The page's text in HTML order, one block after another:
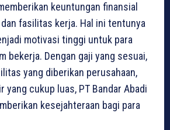
keuntungan finansial
fasilitas kerja. Hal ini tentunya
motivasi tinggi untuk para
bekerja. Dengan gaji yang sesuai,
yang diberikan perusahaan,
yang cukup luas, PT Bandar Abadi
kesejahteraan bagi para